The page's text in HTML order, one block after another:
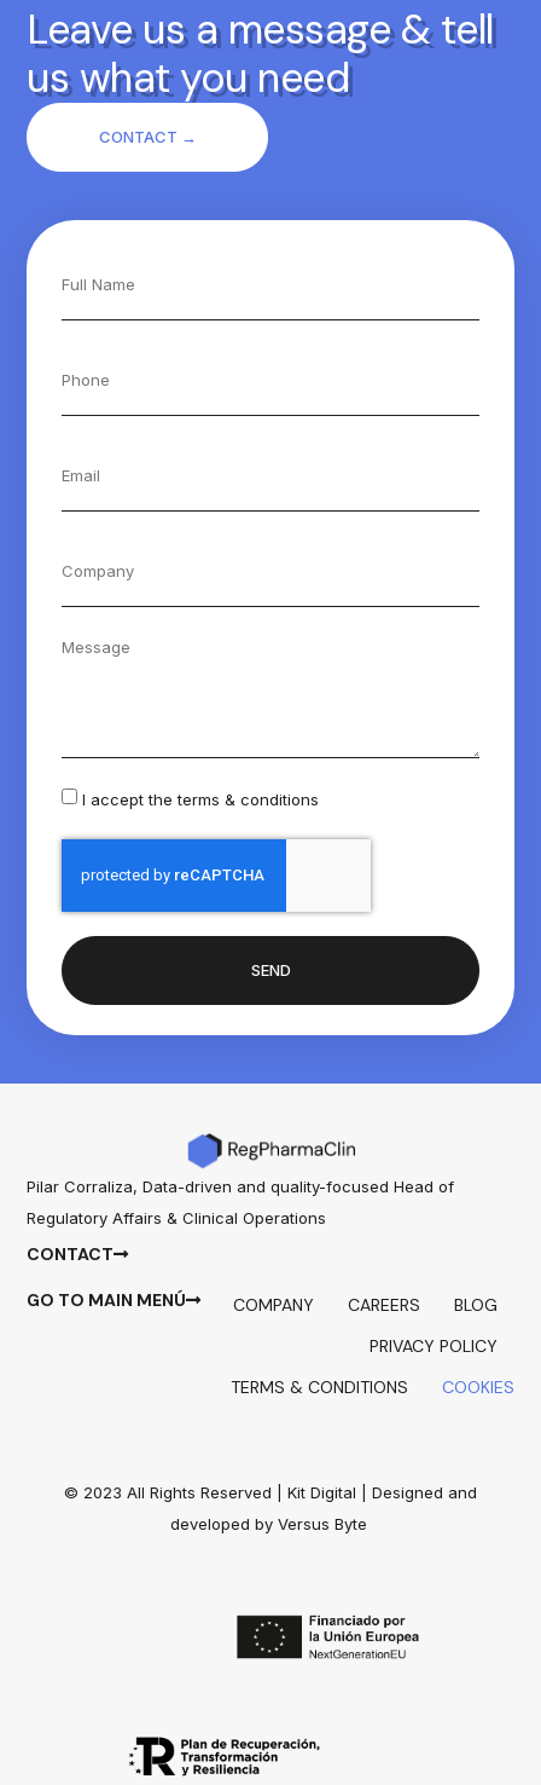
Leave us a message & tell
us what you need
CONTACT →
I accept theterms & conditions
SEND
Pilar Corraliza, Data-driven and quality-focused Head of
Regulatory Affairs & Clinical Operations
CONTACT
GO TO MAIN MENÚ COMPANY CAREERS
BLOG
PRIVACY POLICY
TERMS & CONDITIONS
COOKIES
© 2023 All Rights Reserved | Kit Digital | Designed and
developed by Versus Byte